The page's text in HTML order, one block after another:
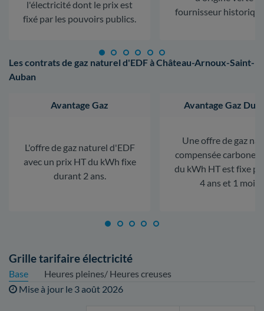
l'électricité dont le prix est
fixé par les pouvoirs publics.
fournisseur
Les contrats de gaz naturel d'EDF à Château-Arnoux-Saint-
Auban
Avantage Gaz
L'offre de gaz naturel d'EDF
avec un prix HT du kWh fixe
durant 2 ans.
Avantage Gaz
Une offre de gaz
compensée carbone.
du kWh HT est fixe
4 ans et 1 mois.
Grille tarifaire électricité
Base
Heures pleines/ Heures creuses
Mise à jour le 3 août 2026